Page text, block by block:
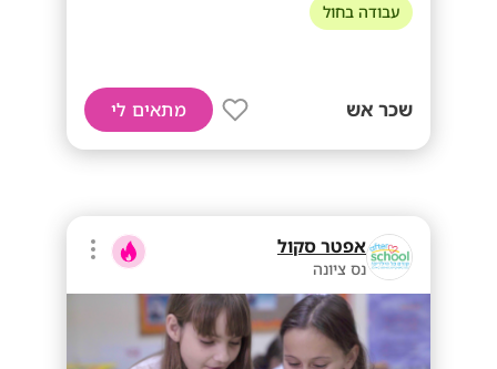
עבודה בחול
שכר אש מתאים לי
אפטר סקול
נס ציונה